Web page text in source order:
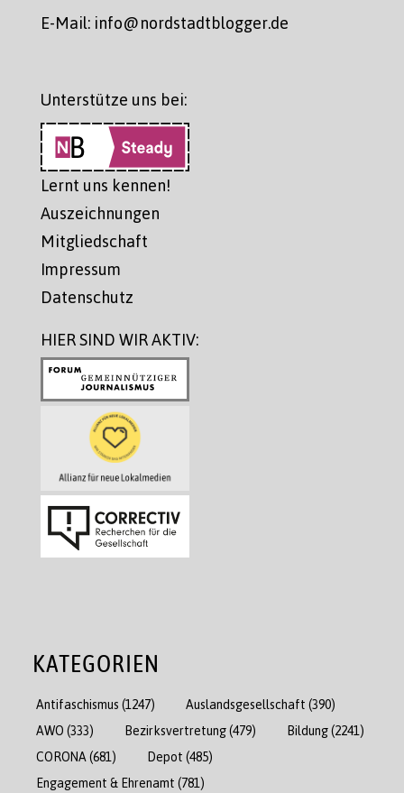
E-Mail: info@nordstadtblogger.de
Unterstütze uns bei:
Lernt uns kennen!
Auszeichnungen
Mitgliedschaft
Impressum
Datenschutz
HIER SIND WIR AKTIV:
KATEGORIEN
Antifaschismus (1247) Auslandsgesellschaft (390)
AWO (333) Bezirksvertretung(479) Bildung(2241)
CORONA (681) Depot (485)
Engagement & Ehrenamt (781)